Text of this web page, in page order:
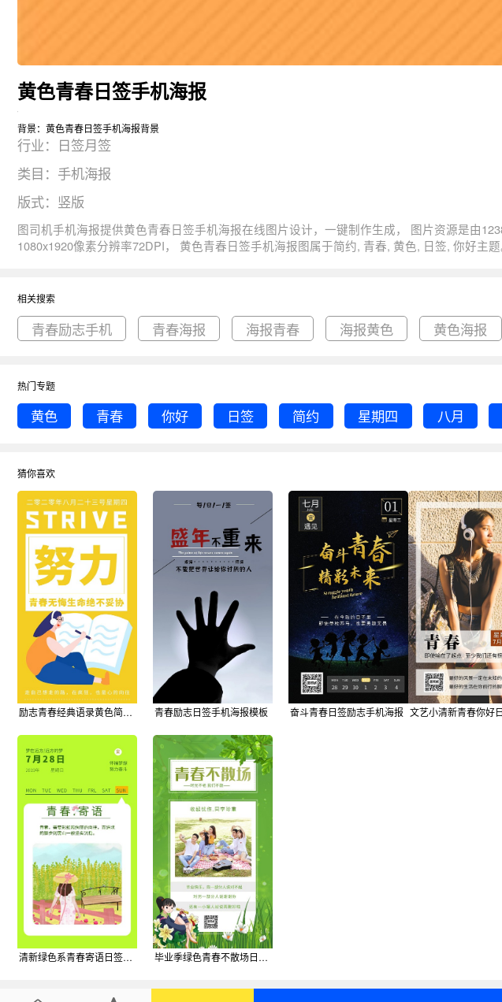
黄色青春日签手机海报
背景：黄色青春日签手机海报背景
行业：日签月签
类目：手机海报
版式：竖版
图司机手机海报提供黄色青春日签手机海报在线图片设计，一键制作生成， 图片资源是由123850于2019-08-06T18:00:05+08:00传的作品。 图片黄色青春你好日签简约星期四八月手机海报尺寸
1080x1920像素分辨率72DPI， 黄色青春日签手机海报图属于简约, 青春, 黄色, 日签, 你好主题。 主要用于日签月签行业，为您推荐与黄色青春日签手机海报相关的专题青春励志手机, 青春海报, 海
相关搜索
青春励志手机 青春海报 海报青春 海报黄色 黄色海报
热门专题
黄色 青春 你好 日签 简约 星期四 八月
猜你喜欢
励志青春经典语录黄色简约风宣传日签 青春励志日签手机海报模板 奋斗青春日签励志手机海报
清新绿色系青春寄语日签手机海报 毕业季绿色青春不散场日签宣传手机海报